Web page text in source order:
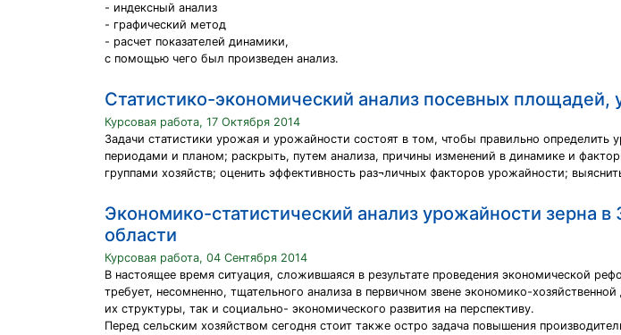
- индексный анализ
- графический метод
- расчет показателей динамики,
с помощью чего был произведен анализ.
Статистико-экономический анализ посевных
Курсовая работа, 17 Октября 2014
Задачи статистики урожая и урожайности состоят в том, чтобы правильно
периодами и планом; раскрыть, путем анализа, причины изменений в динамике и
группами хозяйств; оценить эффективность раз¬личных факторов урожайности;
Экономико-статистический анализ урожайности зерна
области
Курсовая работа, 04 Сентября 2014
В настоящее время ситуация, сложившаяся в результате проведения экономической
требует, несомненно, тщательного анализа в первичном звене экономико-
их структуры, так и социально- экономического развития на перспективу.
Перед сельским хозяйством сегодня стоит также остро задача повышения